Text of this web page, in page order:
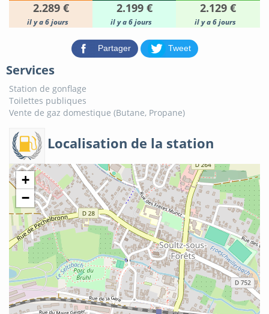
2.289 € 2.199 € 2.129 €
il y a 6 jours il y a 6 jours il y a 6 jours
Partager Tweet
Services
Station de gonflage
Toilettes publiques
Vente de gaz domestique (Butane, Propane)
Localisation de la station
+
−